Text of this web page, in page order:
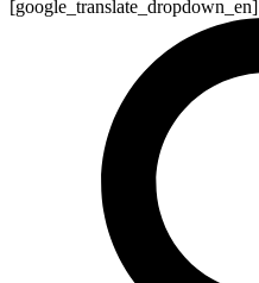
[google_translate_dropdown_en]